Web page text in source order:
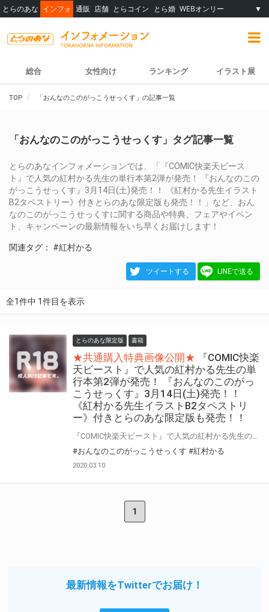
とらのあな インフォ 通販 店舗 とらコイン とら婚 WEBオンリー ▼
総合 女性向け ランキング イラスト展
TOP 「おんなのこのがっこうせっくす」の記事一覧
「おんなのこのがっこうせっくす」タグ記事一覧
とらのあなインフォメーションでは、「『COMIC快楽天ビース
ト』で人気の紅村かる先生の単行本第2弾が発売！ 『おんなのこの
がっこうせっくす』3月14日(土)発売！！ 《紅村かる先生イラスト
B2タペストリー》付きとらのあな限定版も発売！！」など、おん
なのこのがっこうせっくすに関する商品や特典、フェアやイベン
ト、キャンペーンの最新情報をいち早くお届けします！
関連タグ： #紅村かる
ツイートする LINEで送る
全1件中 1件目を表示
とらのあな限定版 書籍
★共通購入特典画像公開★
『COMIC快楽
天ビースト』で人気の紅村かる先生の単
行本第2弾が発売！ 『おんなのこのがっ
こうせっくす』3月14日(土)発売！！
《紅村かる先生イラストB2タペストリ
ー》付きとらのあな限定版も発売！！
#おんなのこのがっこうせっくす #紅村かる
2020.03.10
1
最新情報をTwitterでお届け！